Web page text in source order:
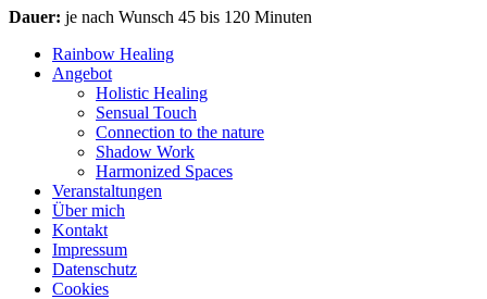
Dauer: je nach Wunsch 45 bis 120 Minuten
Rainbow Healing
Angebot
Holistic Healing
Sensual Touch
Connection to the nature
Shadow Work
Harmonized Spaces
Veranstaltungen
Über mich
Kontakt
Impressum
Datenschutz
Cookies